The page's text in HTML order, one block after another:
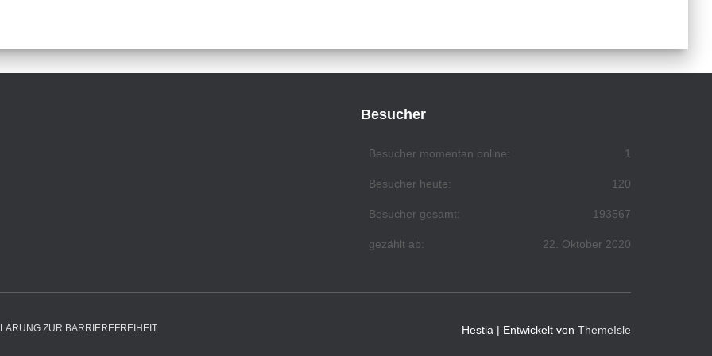
Besucher
1
Besucher momentan online:
120
Besucher heute:
193567
Besucher gesamt:
22. Oktober 2020
gezählt ab:
ZUR BARRIEREFREIHEIT Hestia | Entwickelt von ThemeIsle